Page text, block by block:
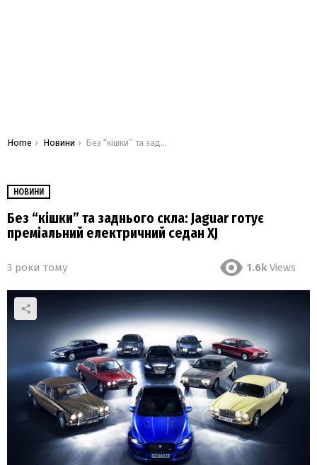
You are here:
Home Новини Без “кішки” та заднього скла: Jaguar готує преміальний електричний седан XJ
НОВИНИ
Без “кішки” та заднього скла: Jaguar готує
преміальний електричний седан XJ
3 роки тому 1.6k Views